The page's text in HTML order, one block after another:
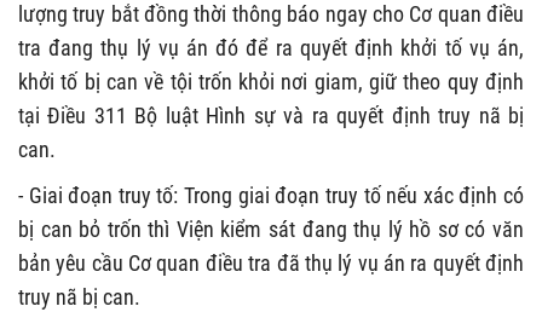
lượng truy bắt đồng thời thông báo ngay cho Cơ quan điều
tra đang thụ lý vụ án đó để ra quyết định khởi tố vụ án,
khởi tố bị can về tội trốn khỏi nơi giam, giữ theo quy định
tại Điều 311 Bộ luật Hình sự và ra quyết định truy nã bị
can.
- Giai đoạn truy tố: Trong giai đoạn truy tố nếu xác định có
bị can bỏ trốn thì Viện kiểm sát đang thụ lý hồ sơ có văn
bản yêu cầu Cơ quan điều tra đã thụ lý vụ án ra quyết định
truy nã bị can.